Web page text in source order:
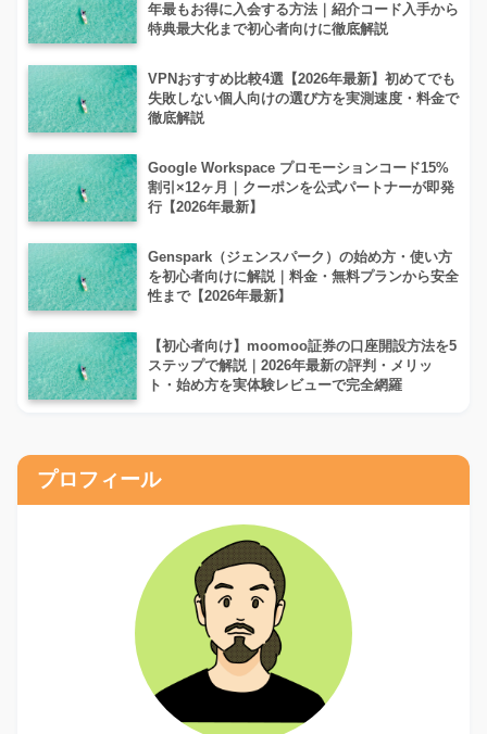
年最もお得に入会する方法｜紹介コード入手から
特典最大化まで初心者向けに徹底解説
VPNおすすめ比較4選【2026年最新】初めてでも
失敗しない個人向けの選び方を実測速度・料金で
徹底解説
Google Workspace プロモーションコード15%
割引×12ヶ月｜クーポンを公式パートナーが即発
行【2026年最新】
Genspark（ジェンスパーク）の始め方・使い方
を初心者向けに解説｜料金・無料プランから安全
性まで【2026年最新】
【初心者向け】moomoo証券の口座開設方法を5
ステップで解説｜2026年最新の評判・メリッ
ト・始め方を実体験レビューで完全網羅
プロフィール